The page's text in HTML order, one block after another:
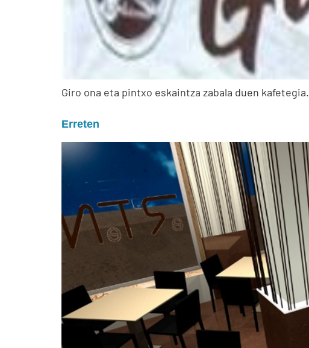
Giro ona eta pintxo eskaintza zabala duen kafetegia.
Erreten